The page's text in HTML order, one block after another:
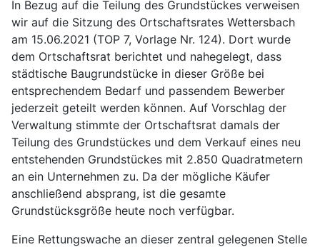
In Bezug auf die Teilung des Grundstückes verweisen
wir auf die Sitzung des Ortschaftsrates Wettersbach
am 15.06.2021 (TOP 7, Vorlage Nr. 124). Dort wurde
dem Ortschaftsrat berichtet und nahegelegt, dass
städtische Baugrundstücke in dieser Größe bei
entsprechendem Bedarf und passendem Bewerber
jederzeit geteilt werden können. Auf Vorschlag der
Verwaltung stimmte der Ortschaftsrat damals der
Teilung des Grundstückes und dem Verkauf eines neu
entstehenden Grundstückes mit 2.850 Quadratmetern
an ein Unternehmen zu. Da der mögliche Käufer
anschließend absprang, ist die gesamte
Grundstücksgröße heute noch verfügbar.
Eine Rettungswache an dieser zentral gelegenen Stelle